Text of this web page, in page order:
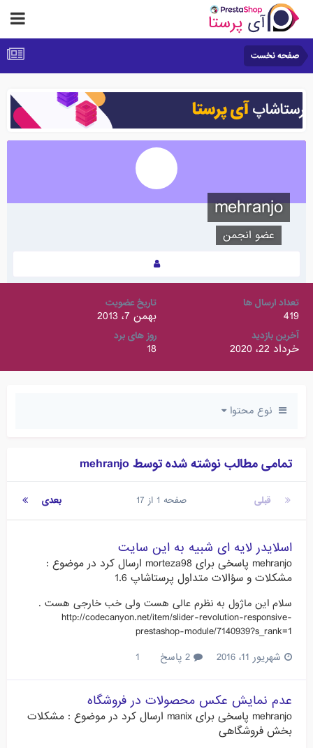
صفحه نخست
mehranjo
عضو انجمن
تعداد ارسال ها
419
تاریخ عضویت
بهمن 7، 2013
آخرین بازدید
خرداد 22، 2020
روز های برد
18
نوع محتوا
تمامی مطالب نوشته شده توسط mehranjo
قبلی بعدی صفحه 1 از 17
اسلایدر لایه ای شبیه به این سایت
mehranjo پاسخی برای morteza98 ارسال کرد در موضوع :
مشکلات و سؤالات متداول پرستاشاپ 1.6
سلام این ماژول به نظرم عالی هست ولی خب خارجی هست .
http://codecanyon.net/item/slider-revolution-responsive-
prestashop-module/7140939?s_rank=1
شهریور 11، 2016
1
عدم نمایش عکس محصولات در فروشگاه
mehranjo پاسخی برای manix ارسال کرد در موضوع : مشکلات
بخش فروشگاهی